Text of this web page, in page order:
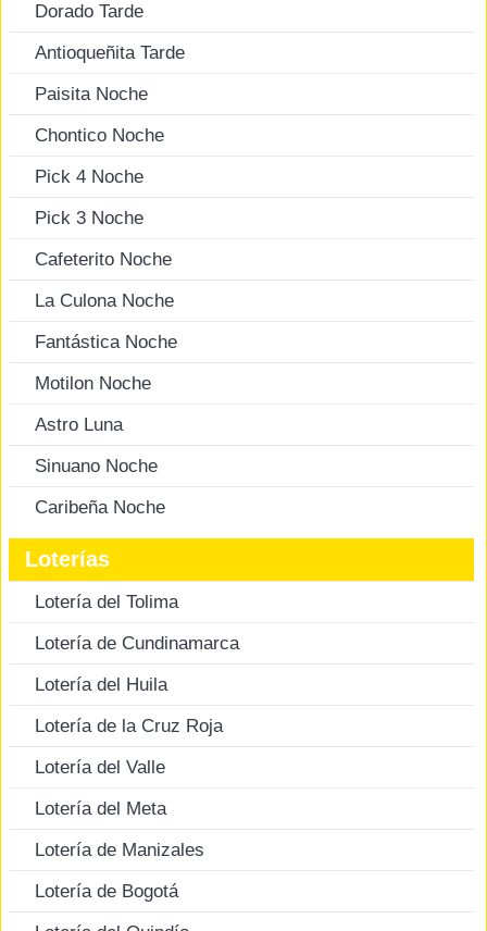
Dorado Tarde
Antioqueñita Tarde
Paisita Noche
Chontico Noche
Pick 4 Noche
Pick 3 Noche
Cafeterito Noche
La Culona Noche
Fantástica Noche
Motilon Noche
Astro Luna
Sinuano Noche
Caribeña Noche
Loterías
Lotería del Tolima
Lotería de Cundinamarca
Lotería del Huila
Lotería de la Cruz Roja
Lotería del Valle
Lotería del Meta
Lotería de Manizales
Lotería de Bogotá